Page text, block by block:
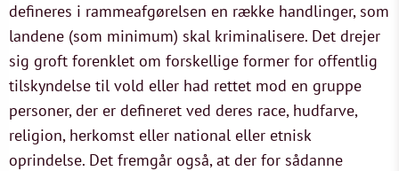
defineres i rammeafgørelsen en række handlinger, som
landene (som minimum) skal kriminalisere. Det drejer
sig groft forenklet om forskellige former for offentlig
tilskyndelse til vold eller had rettet mod en gruppe
personer, der er defineret ved deres race, hudfarve,
religion, herkomst eller national eller etnisk
oprindelse. Det fremgår også, at der for sådanne